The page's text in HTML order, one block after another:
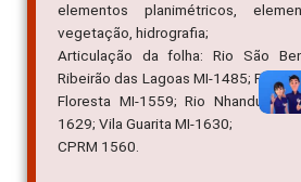
elementos planimétricos,
vegetação, hidrografia;
Articulação da folha: Rio São
Ribeirão das Lagoas MI-1485; Rio
Floresta MI-1559; Rio Nhandu MI-
1629; Vila Guarita MI-1630;
CPRM 1560.